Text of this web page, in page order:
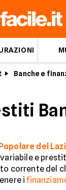
Banche e
del
e
corrente del
i